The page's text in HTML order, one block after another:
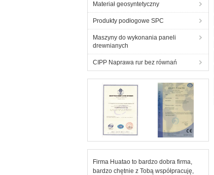
Materiał geosyntetyczny
Produkty podłogowe SPC
Maszyny do wykonania paneli
drewnianych
CIPP Naprawa rur bez równań
Firma Huatao to bardzo dobra firma,
bardzo chętnie z Tobą współpracuję,